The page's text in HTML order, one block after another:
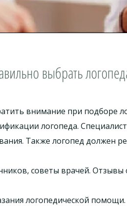
выбрать
внимание при подборе
логопеда.
Также логопед должен
советы врачей.
логопедической помощи.